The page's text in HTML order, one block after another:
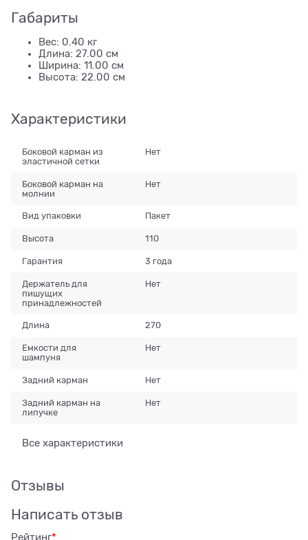
Габариты
Вес: 0.40 кг
Длина: 27.00 см
Ширина: 11.00 см
Высота: 22.00 см
Характеристики
Боковой карман из
эластичной сетки
Нет
Боковой карман на
молнии
Нет
Вид упаковки Пакет
Высота 110
Гарантия 3 года
Держатель для
пишущих
принадлежностей
Нет
Длина 270
Емкости для
шампуня
Нет
Задний карман Нет
Задний карман на
липучке
Нет
Все характеристики
Отзывы
Написать отзыв
Рейтинг